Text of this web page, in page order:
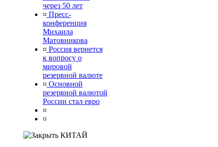
через 50 лет
¤ Пресс-
конференция
Михаила
Матовникова
¤ Россия вернется
к вопросу о
мировой
резервной валюте
¤ Основной
резервной валютой
России стал евро
¤
¤
КИТАЙ